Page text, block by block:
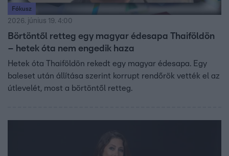
Fókusz
2026. június 19. 4:00
Börtöntől retteg egy magyar édesapa Thaiföldön
– hetek óta nem engedik haza
Hetek óta Thaiföldön rekedt egy magyar édesapa. Egy
baleset után állítása szerint korrupt rendőrök vették el az
útlevelét, most a börtöntől retteg.